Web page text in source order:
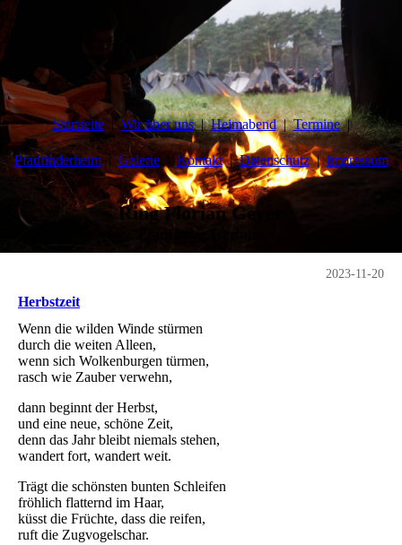
Startseite Wir über uns Heimabend Termine
Pfadfinderheim Galerie Kontakt Datenschutz Impressum
Ring Florian Geyer
Pfadfinder Iserlohn
2023-11-20
Herbstzeit
Wenn die wilden Winde stürmen
durch die weiten Alleen,
wenn sich Wolkenburgen türmen,
rasch wie Zauber verwehn,
dann beginnt der Herbst,
und eine neue, schöne Zeit,
denn das Jahr bleibt niemals stehen,
wandert fort, wandert weit.
Trägt die schönsten bunten Schleifen
fröhlich flatternd im Haar,
küsst die Früchte, dass die reifen,
ruft die Zugvogelschar.